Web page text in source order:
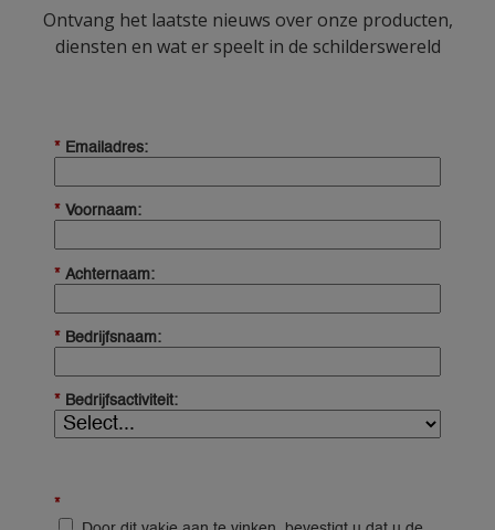
Ontvang het laatste nieuws over onze producten,
diensten en wat er speelt in de schilderswereld